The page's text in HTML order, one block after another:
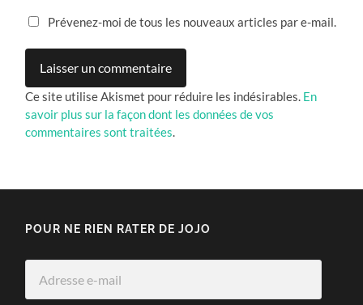
Prévenez-moi de tous les nouveaux articles par e-mail.
Ce site utilise Akismet pour réduire les indésirables. En
savoir plus sur la façon dont les données de vos
commentaires sont traitées.
POUR NE RIEN RATER DE JOJO